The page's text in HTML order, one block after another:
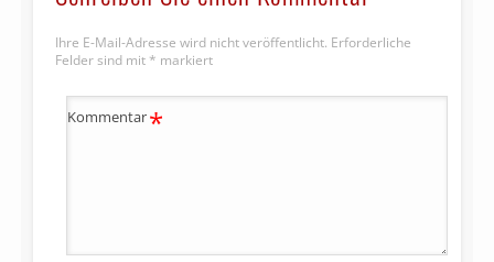
Ihre E-Mail-Adresse wird nicht veröffentlicht. Erforderliche
Felder sind mit * markiert
Kommentar*